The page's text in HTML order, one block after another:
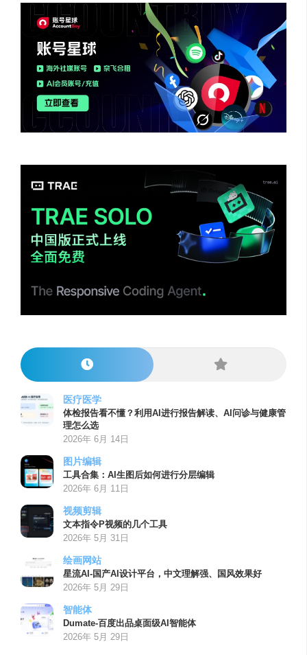
医疗医学
体检报告看不懂？利用AI进行报告解读、AI问诊与健康管
理怎么选
2026年 6月 14日
图片编辑
工具合集：AI生图后如何进行分层编辑
2026年 6月 11日
视频剪辑
文本指令P视频的几个工具
2026年 5月 31日
绘画网站
星流AI-国产AI设计平台，中文理解强、国风效果好
2026年 5月 29日
智能体
Dumate-百度出品桌面级AI智能体
2026年 5月 29日